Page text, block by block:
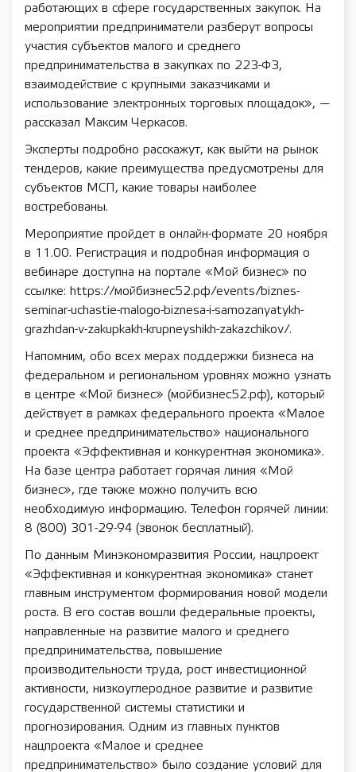
работающих в сфере государственных закупок. На
мероприятии предприниматели разберут вопросы
участия субъектов малого и среднего
предпринимательства в закупках по 223-ФЗ,
взаимодействие с крупными заказчиками и
использование электронных торговых площадок», —
рассказал Максим Черкасов.
Эксперты подробно расскажут, как выйти на рынок
тендеров, какие преимущества предусмотрены для
субъектов МСП, какие товары наиболее
востребованы.
Мероприятие пройдет в онлайн-формате 20 ноября
в 11.00. Регистрация и подробная информация о
вебинаре доступна на портале «Мой бизнес» по
ссылке: https://мойбизнес52.рф/events/biznes-
seminar-uchastie-malogo-biznesa-i-samozanyatykh-
grazhdan-v-zakupkakh-krupneyshikh-zakazchikov/.
Напомним, обо всех мерах поддержки бизнеса на
федеральном и региональном уровнях можно узнать
в центре «Мой бизнес» (мойбизнес52.рф), который
действует в рамках федерального проекта «Малое
и среднее предпринимательство» национального
проекта «Эффективная и конкурентная экономика».
На базе центра работает горячая линия «Мой
бизнес», где также можно получить всю
необходимую информацию. Телефон горячей линии:
8 (800) 301-29-94 (звонок бесплатный).
По данным Минэкономразвития России, нацпроект
«Эффективная и конкурентная экономика» станет
главным инструментом формирования новой модели
роста. В его состав вошли федеральные проекты,
направленные на развитие малого и среднего
предпринимательства, повышение
производительности труда, рост инвестиционной
активности, низкоуглеродное развитие и развитие
государственной системы статистики и
прогнозирования. Одним из главных пунктов
нацпроекта «Малое и среднее
предпринимательство» было создание условий для